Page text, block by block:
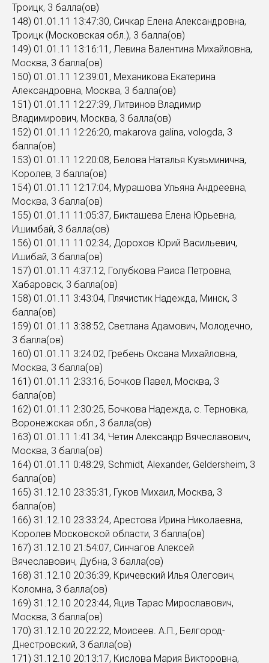
Троицк, 3 балла(ов)
148) 01.01.11 13:47:30, Сичкар Елена Александровна,
Троицк (Московская обл.), 3 балла(ов)
149) 01.01.11 13:16:11, Левина Валентина Михайловна,
Москва, 3 балла(ов)
150) 01.01.11 12:39:01, Механикова Екатерина
Александровна, Москва, 3 балла(ов)
151) 01.01.11 12:27:39, Литвинов Владимир
Владимирович, Москва, 3 балла(ов)
152) 01.01.11 12:26:20, makarova galina, vologda, 3
балла(ов)
153) 01.01.11 12:20:08, Белова Наталья Кузьминична,
Королев, 3 балла(ов)
154) 01.01.11 12:17:04, Мурашова Ульяна Андреевна,
Москва, 3 балла(ов)
155) 01.01.11 11:05:37, Бикташева Елена Юрьевна,
Ишимбай, 3 балла(ов)
156) 01.01.11 11:02:34, Дорохов Юрий Васильевич,
Ишибай, 3 балла(ов)
157) 01.01.11 4:37:12, Голубкова Раиса Петровна,
Хабаровск, 3 балла(ов)
158) 01.01.11 3:43:04, Плячистик Надежда, Минск, 3
балла(ов)
159) 01.01.11 3:38:52, Светлана Адамович, Молодечно,
3 балла(ов)
160) 01.01.11 3:24:02, Гребень Оксана Михайловна,
Москва, 3 балла(ов)
161) 01.01.11 2:33:16, Бочков Павел, Москва, 3
балла(ов)
162) 01.01.11 2:30:25, Бочкова Надежда, с. Терновка,
Воронежская обл., 3 балла(ов)
163) 01.01.11 1:41:34, Четин Александр Вячеславович,
Москва, 3 балла(ов)
164) 01.01.11 0:48:29, Schmidt, Alexander, Geldersheim, 3
балла(ов)
165) 31.12.10 23:35:31, Гуков Михаил, Москва, 3
балла(ов)
166) 31.12.10 23:33:24, Арестова Ирина Николаевна,
Королев Московской области, 3 балла(ов)
167) 31.12.10 21:54:07, Синчагов Алексей
Вячеславович, Дубна, 3 балла(ов)
168) 31.12.10 20:36:39, Кричевский Илья Олегович,
Коломна, 3 балла(ов)
169) 31.12.10 20:23:44, Яцив Тарас Мирославович,
Москва, 3 балла(ов)
170) 31.12.10 20:22:22, Моисеев. А.П., Белгород-
Днестровский, 3 балла(ов)
171) 31.12.10 20:13:17, Кислова Мария Викторовна,